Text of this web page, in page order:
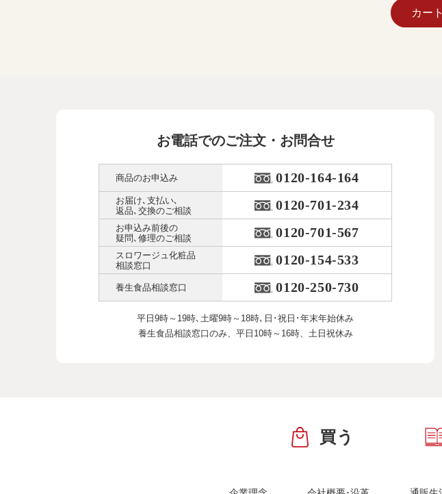
カー
お電話でのご注文・お問合せ
商品のお申込み 0120-164-164
お届け､支払い､
返品､交換のご相談
0120-701-234
お申込み前後の
疑問､修理のご相談
0120-701-567
スロワージュ化粧品
相談窓口
0120-154-533
養生食品相談窓口 0120-250-730
平日9時～19時､土曜9時～18時､ 日･祝日･年末年始休み
養生食品相談窓口のみ、 平日10時～16時、土日祝休み
買う